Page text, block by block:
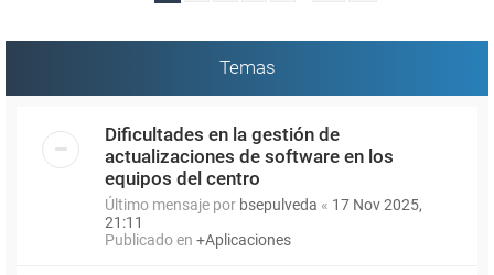
Temas
Dificultades en la gestión de
actualizaciones de software en los
equipos del centro
Último mensaje por bsepulveda « 17 Nov 2025,
21:11
Publicado en +Aplicaciones